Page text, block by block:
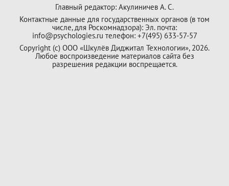
Главный редактор: Акулиничев А. С.
Контактные данные для государственных органов (в том
числе, для Роскомнадзора): Эл. почта:
info@psychologies.ru телефон: +7(495) 633-57-57
Copyright (с) ООО «Шкулёв Диджитал Технологии», 2026.
Любое воспроизведение материалов сайта без
разрешения редакции воспрещается.